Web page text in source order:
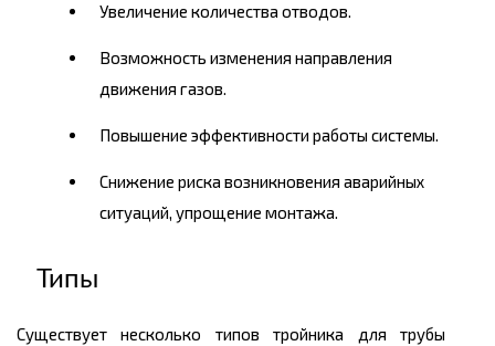
Увеличение количества отводов.
Возможность изменения направления
движения газов.
Повышение эффективности работы системы.
Снижение риска возникновения аварийных
ситуаций, упрощение монтажа.
Типы
Существует несколько типов тройника для трубы